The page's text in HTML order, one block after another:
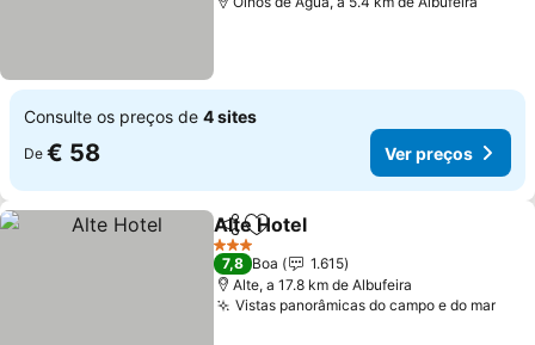
Consulte os preços de 4 sites
De € 58 Ver preços
PartilharAdicionar aos favoritos
Alte Hotel
3 Estrelas
7,8 Boa
1.615
Alte, a 17.8 km de Albufeira
Vistas panorâmicas do campo e do mar